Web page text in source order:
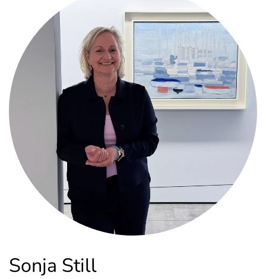
Sonja Still